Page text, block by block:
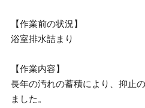
【作業前の状況】
浴室排水詰まり
【作業内容】
長年の汚れの蓄積により、抑止
ました。